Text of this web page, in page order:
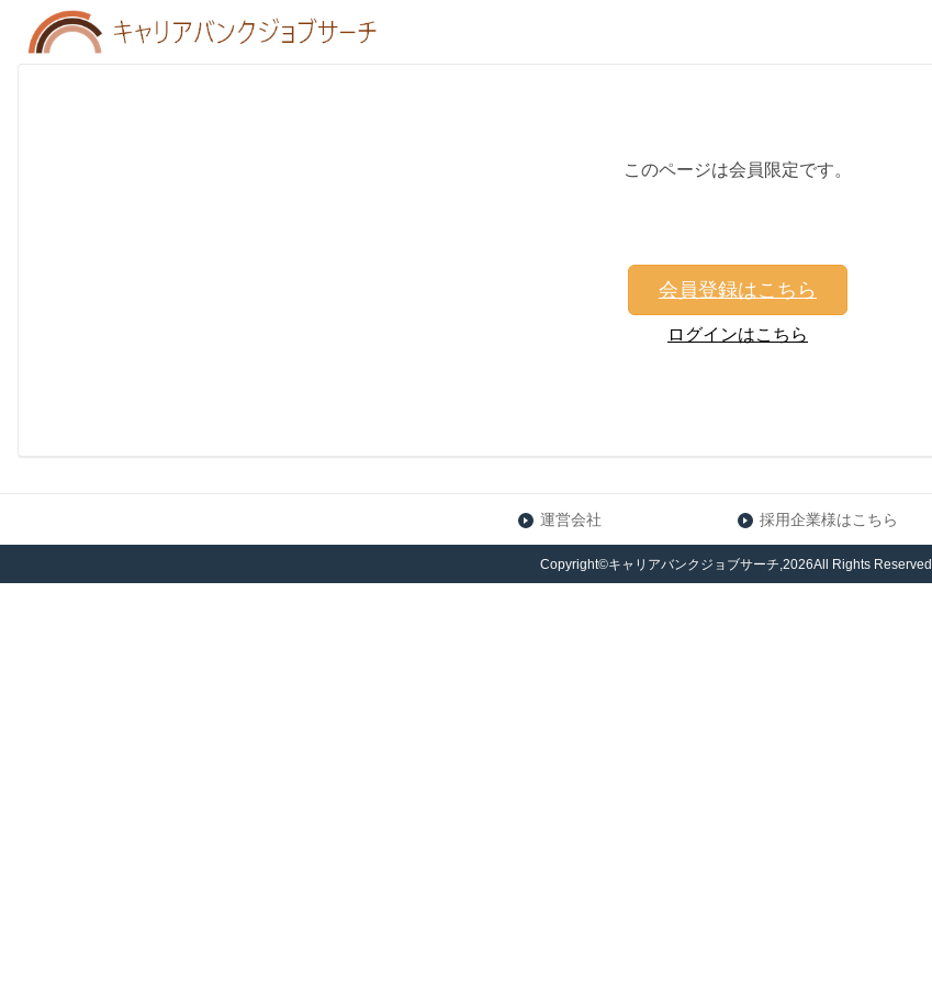
このページは会員限定です。
会員登録はこちら
ログインはこちら
運営会社 採用企業様はこちら
Copyright©キャリアバンクジョブサーチ,2026All Rights Reserved.